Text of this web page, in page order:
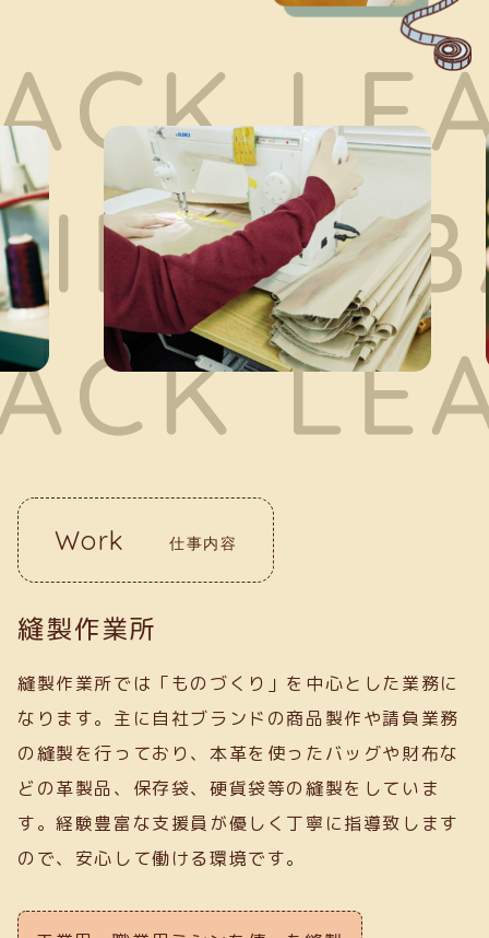
Work 仕事内容
縫製作業所
縫製作業所では「ものづくり」を中心とした業務に
なります。主に自社ブランドの商品製作や請負業務
の縫製を行っており、本革を使ったバッグや財布な
どの革製品、保存袋、硬貨袋等の縫製をしていま
す。経験豊富な支援員が優しく丁寧に指導致します
ので、安心して働ける環境です。